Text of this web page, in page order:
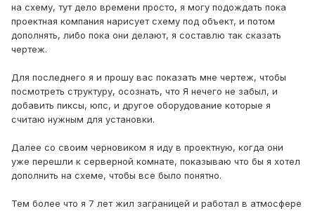
на схему, тут дело времени просто, я могу подождать пока
проектная компания нарисует схему под объект, и потом
дополнять, либо пока они делают, я составлю так сказать
чертеж.
Для последнего я и прошу вас показать мне чертеж, чтобы
посмотреть структуру, осознать, что Я нечего не забыл, и
добавить пиксы, юпс, и другое оборудование которые я
считаю нужным для установки.
Далее со своим черновиком я иду в проектную, когда они
уже перешли к серверной комнате, показываю что бы я хотел
дополнить на схеме, чтобы все было понятно.
Тем более что я 7 лет жил заграницей и работал в атмосфере